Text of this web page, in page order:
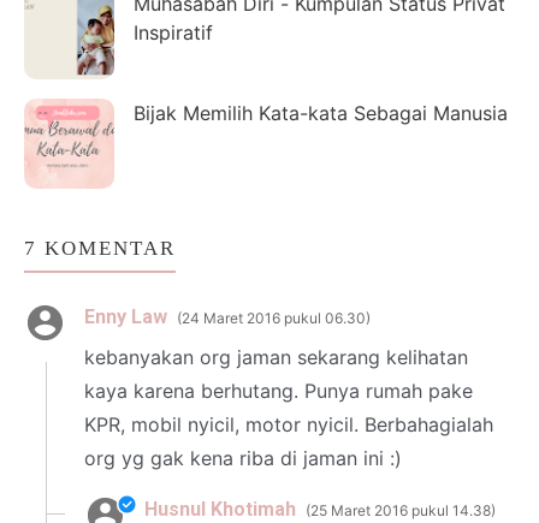
Inspiratif
Bijak Memilih Kata-kata Sebagai Manusia
7 KOMENTAR
Enny Law 24 Maret 2016 pukul 06.30
kebanyakan org jaman sekarang kelihatan
kaya karena berhutang. Punya rumah pake
KPR, mobil nyicil, motor nyicil. Berbahagialah
org yg gak kena riba di jaman ini :)
Husnul Khotimah 25 Maret 2016 pukul 14.38